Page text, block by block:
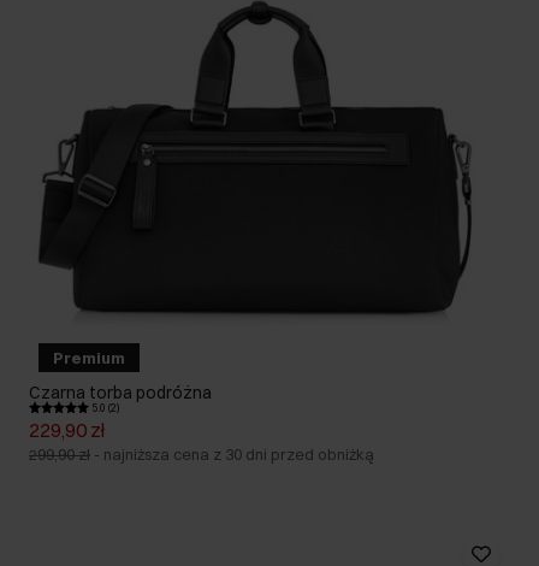
Premium
Czarna torba podróżna
5.0 (2)
229,90 zł
299,90 zł - najniższa cena z 30 dni przed obniżką